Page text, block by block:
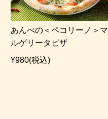
あんべの＜ペコリーノ＞マ
ルゲリータピザ
¥980(税込)